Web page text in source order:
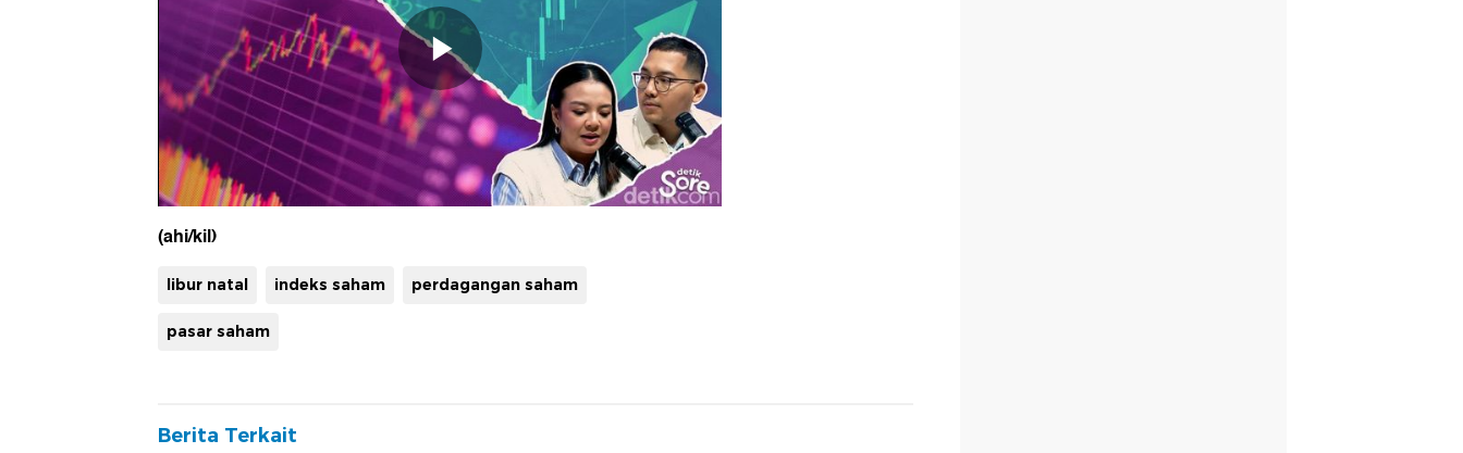
(ahi/kil)
libur natal indeks saham perdagangan saham
pasar saham
Berita Terkait